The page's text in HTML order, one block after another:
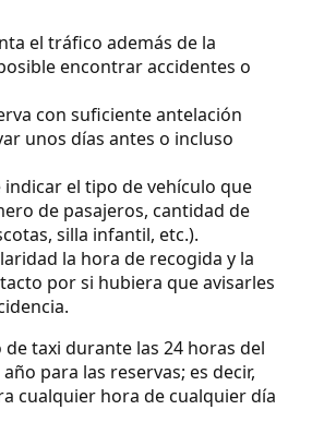
el tráfico además de la
encontrar accidentes o
con suficiente antelación
unos días antes o incluso
indicar el tipo de vehículo que
de pasajeros, cantidad de
silla infantil, etc.).
la hora de recogida y la
por si hubiera que avisarles
taxi durante las 24 horas del
para las reservas; es decir,
cualquier hora de cualquier día